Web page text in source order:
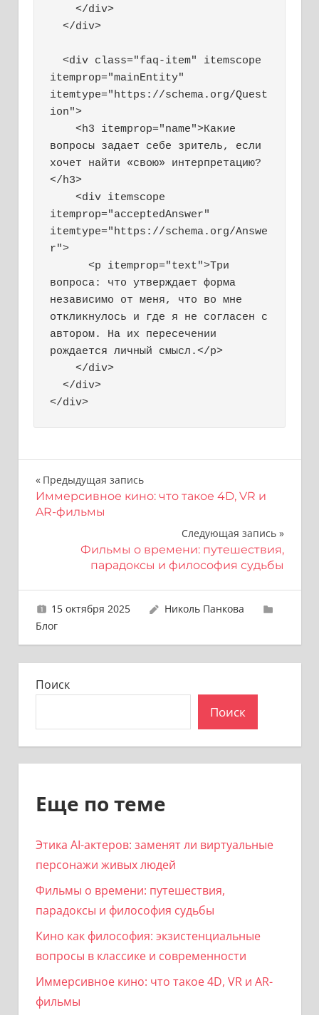
    </div>
  </div>
  <div class="faq-item" itemscope
itemprop="mainEntity"
itemtype="https://schema.org/Quest
ion">
    <h3 itemprop="name">Какие
вопросы задает себе зритель, если
хочет найти «свою» интерпретацию?
</h3>
    <div itemscope
itemprop="acceptedAnswer"
itemtype="https://schema.org/Answe
r">
      <p itemprop="text">Три
вопроса: что утверждает форма
независимо от меня, что во мне
откликнулось и где я не согласен с
автором. На их пересечении
рождается личный смысл.</p>
    </div>
  </div>
</div>
Навигация
по
записям
Предыдущая запись
Иммерсивное кино: что такое 4D, VR и
AR-фильмы
Следующая запись
Фильмы о времени: путешествия,
парадоксы и философия судьбы
15 октября 2025
Николь Панкова
Блог
Поиск
Поиск
Еще по теме
Этика AI-актеров: заменят ли виртуальные
персонажи живых людей
Фильмы о времени: путешествия,
парадоксы и философия судьбы
Кино как философия: экзистенциальные
вопросы в классике и современности
Иммерсивное кино: что такое 4D, VR и AR-
фильмы